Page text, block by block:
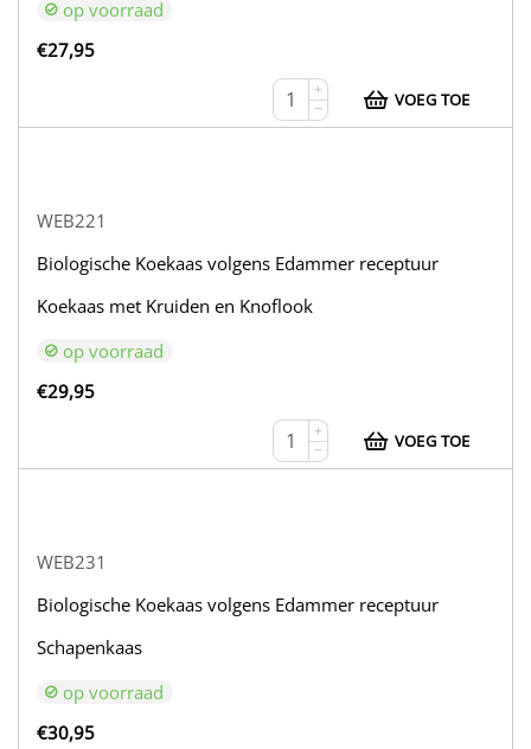
op voorraad
€27,95
+
−
VOEG TOE
WEB221
Biologische Koekaas volgens Edammer receptuur
Koekaas met Kruiden en Knoflook
op voorraad
€29,95
+
−
VOEG TOE
WEB231
Biologische Koekaas volgens Edammer receptuur
Schapenkaas
op voorraad
€30,95